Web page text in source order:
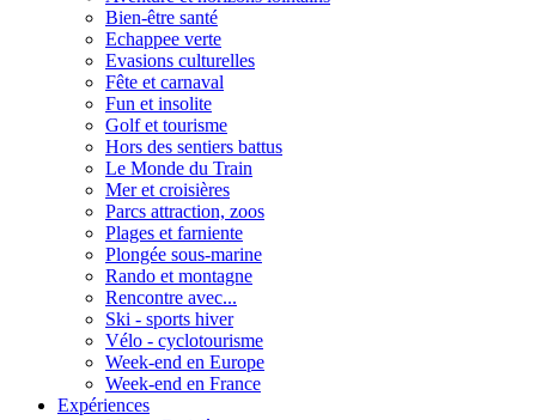
Bien-être santé
Echappee verte
Evasions culturelles
Fête et carnaval
Fun et insolite
Golf et tourisme
Hors des sentiers battus
Le Monde du Train
Mer et croisières
Parcs attraction, zoos
Plages et farniente
Plongée sous-marine
Rando et montagne
Rencontre avec...
Ski - sports hiver
Vélo - cyclotourisme
Week-end en Europe
Week-end en France
Expériences